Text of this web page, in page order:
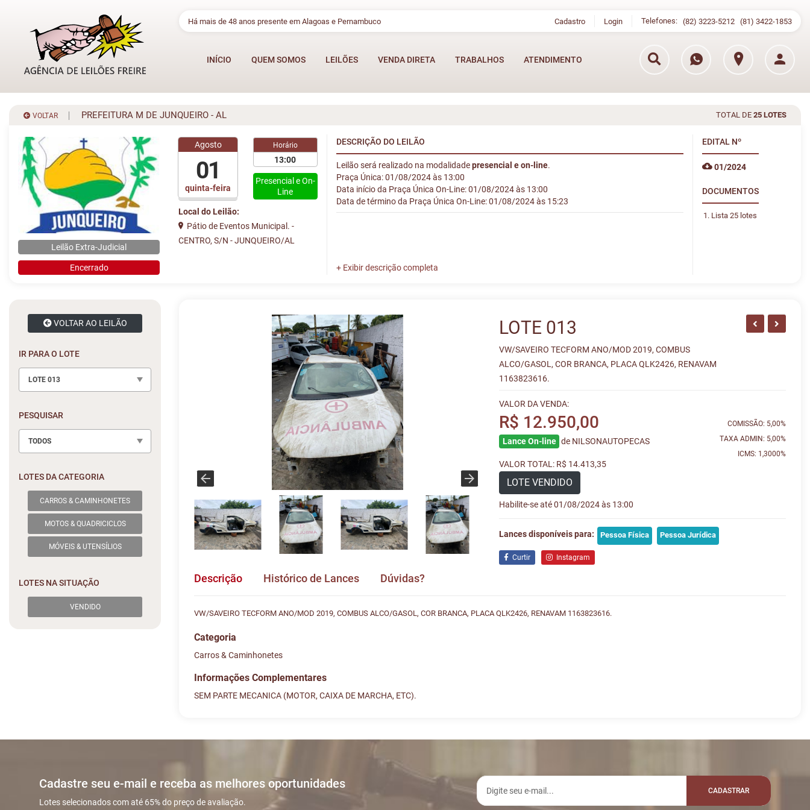
Há mais de 48 anos presente em Alagoas e Pernambuco Cadastro Login Telefones: (82) 3223-5212 (81) 3422-1853
INÍCIO QUEM SOMOS LEILÕES VENDA DIRETA TRABALHOS ATENDIMENTO
VOLTAR PREFEITURA M DE JUNQUEIRO - AL TOTAL DE 25 LOTES
Leilão Extra-Judicial
Encerrado
quinta-feira
Agosto
01
Horário
13:00
Presencial e On-
Line
Local do Leilão:
Pátio de Eventos Municipal. -
CENTRO, S/N - JUNQUEIRO/AL
DESCRIÇÃO DO LEILÃO
Leilão será realizado na modalidadepresencial e on-line.
Praça Única: 01/08/2024 às 13:00
Data início da Praça Única On-Line: 01/08/2024 às 13:00
Data de término da Praça Única On-Line: 01/08/2024 às 15:23
EDITAL Nº
01/2024
DOCUMENTOS
Lista 25 lotes
VOLTAR AO LEILÃO
IR PARA O LOTE
LOTE 013
PESQUISAR
TODOS
LOTES DA CATEGORIA
CARROS & CAMINHONETES
MOTOS & QUADRICICLOS
MÓVEIS & UTENSÍLIOS
LOTES NA SITUAÇÃO
VENDIDO
LOTE 013
VW/SAVEIRO TECFORM ANO/MOD 2019, COMBUS
ALCO/GASOL, COR BRANCA, PLACA QLK2426, RENAVAM
1163823616.
VALOR DA VENDA:
R$ 12.950,00
Lance On-line de NILSONAUTOPECAS
VALOR TOTAL: R$ 14.413,35
LOTE VENDIDO
Habilite-se até 01/08/2024 às 13:00
COMISSÃO: 5,00%
TAXA ADMIN: 5,00%
ICMS: 1,3000%
Lances disponíveis para: Pessoa Física Pessoa Jurídica
Curtir Instagram
Descrição Histórico de Lances Dúvidas?
VW/SAVEIRO TECFORM ANO/MOD 2019, COMBUS ALCO/GASOL, COR BRANCA, PLACA QLK2426, RENAVAM 1163823616.
Categoria
Carros & Caminhonetes
Informações Complementares
SEM PARTE MECANICA (MOTOR, CAIXA DE MARCHA, ETC).
# DATA/HORA TIPO MENSAGEM VALOR
LANCE ON-LINE
Usuário: JOSEREIS
2 10/07 01:38:04
Sua dúvida
Cadastre seu e-mail e receba as melhores oportunidades
Lotes selecionados com até 65% do preço de avaliação.
CADASTRAR